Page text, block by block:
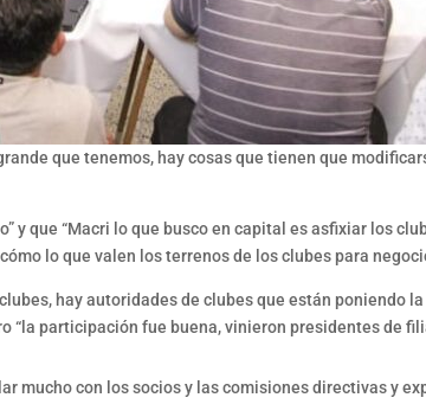
que tenemos, hay cosas que tienen que
y que “Macri lo que busco en capital es asfixiar los
lo que valen los terrenos de los clubes para
hay autoridades de clubes que están poniendo
“la participación fue buena, vinieron presidentes de
mucho con los socios y las comisiones directivas y